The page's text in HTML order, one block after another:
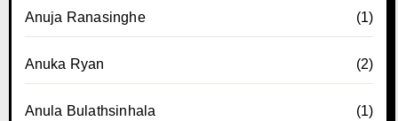
Anuja Ranasinghe (1)
Anuka Ryan (2)
Anula Bulathsinhala (1)